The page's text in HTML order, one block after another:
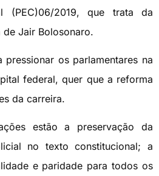
(PEC)06/2019, que trata da
Jair Bolosonaro.
os parlamentares na
federal, quer que a reforma
da carreira.
estão a preservação da
no texto constitucional; a
e paridade para todos os